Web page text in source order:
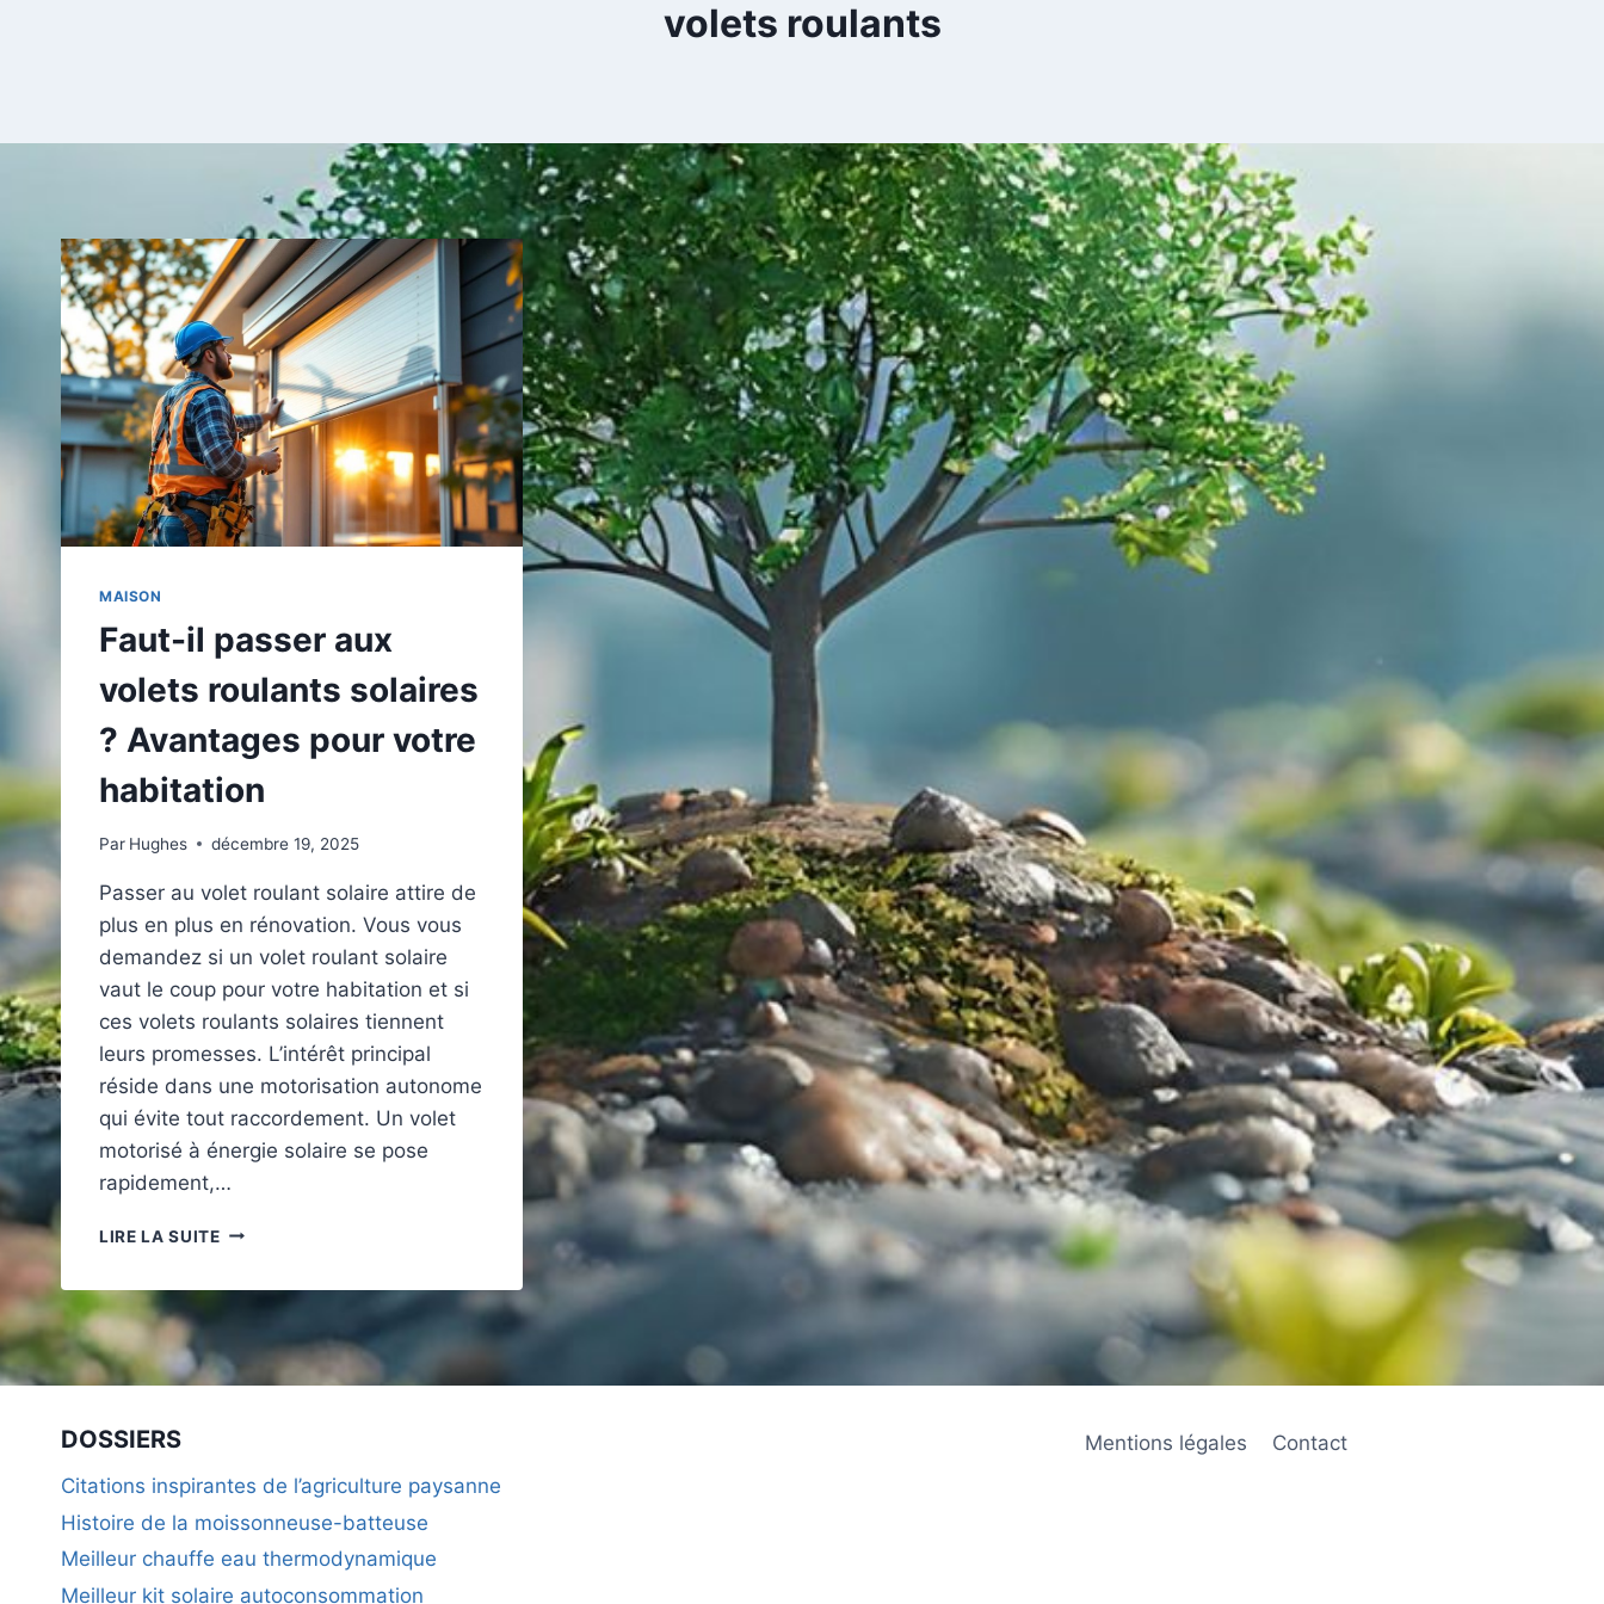
volets roulants
MAISON
Faut-il passer aux
volets roulants solaires
? Avantages pour votre
habitation
Par Hughes décembre 19, 2025
Passer au volet roulant solaire attire de
plus en plus en rénovation. Vous vous
demandez si un volet roulant solaire
vaut le coup pour votre habitation et si
ces volets roulants solaires tiennent
leurs promesses. L’intérêt principal
réside dans une motorisation autonome
qui évite tout raccordement. Un volet
motorisé à énergie solaire se pose
rapidement,…
LIRE LA SUITEFAUT-
ROULANTS
SOLAIRES
VOTRE
DOSSIERS
Citations inspirantes de l’agriculture paysanne
Histoire de la moissonneuse-batteuse
Meilleur chauffe eau thermodynamique
Meilleur kit solaire autoconsommation
Mentions légales Contact